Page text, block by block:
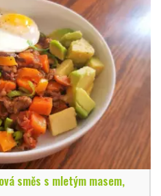
směs s mletým masem,